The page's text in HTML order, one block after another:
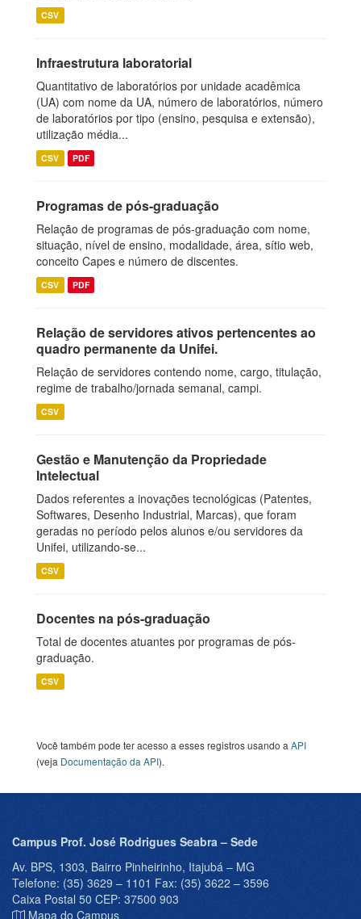
CSV
Infraestrutura laboratorial
Quantitativo de laboratórios por unidade acadêmica
(UA) com nome da UA, número de laboratórios, número
de laboratórios por tipo (ensino, pesquisa e extensão),
utilização média...
CSV PDF
Programas de pós-graduação
Relação de programas de pós-graduação com nome,
situação, nível de ensino, modalidade, área, sítio web,
conceito Capes e número de discentes.
CSV PDF
Relação de servidores ativos pertencentes ao
quadro permanente da Unifei.
Relação de servidores contendo nome, cargo, titulação,
regime de trabalho/jornada semanal, campi.
CSV
Gestão e Manutenção da Propriedade
Intelectual
Dados referentes a inovações tecnológicas (Patentes,
Softwares, Desenho Industrial, Marcas), que foram
geradas no período pelos alunos e/ou servidores da
Unifei, utilizando-se...
CSV
Docentes na pós-graduação
Total de docentes atuantes por programas de pós-
graduação.
CSV
Você também pode ter acesso a esses registros usando a API
(veja Documentação da API).
Campus Prof. José Rodrigues Seabra – Sede
Av. BPS, 1303, Bairro Pinheirinho, Itajubá – MG
Telefone: (35) 3629 – 1101 Fax: (35) 3622 – 3596
Caixa Postal 50 CEP: 37500 903
Mapa do Campus